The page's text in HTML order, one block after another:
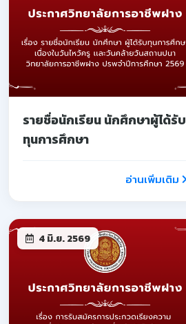
รายชื่อนักเรียน นักศึกษาผู้ได้รับ
ทุนการศึกษา
อ่านเพิ่มเติม
4 มิ.ย. 2569